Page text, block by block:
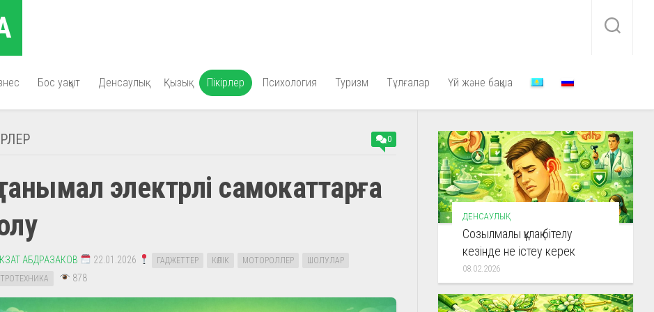
Бос уақыт Денсаулық Қызық Пікірлер Психология Туризм Тұлғалар Үй және бақша
0
танымал электрлі самокаттарға
АБДРАЗАКОВ 22.01.2026 ГАДЖЕТТЕР КӨЛІК МОТОРОЛЛЕР
ШОЛУЛАР
878
ДЕНСАУЛЫҚ
Созылмалы құлақ бітелу
кезінде не істеу керек
08.02.2026